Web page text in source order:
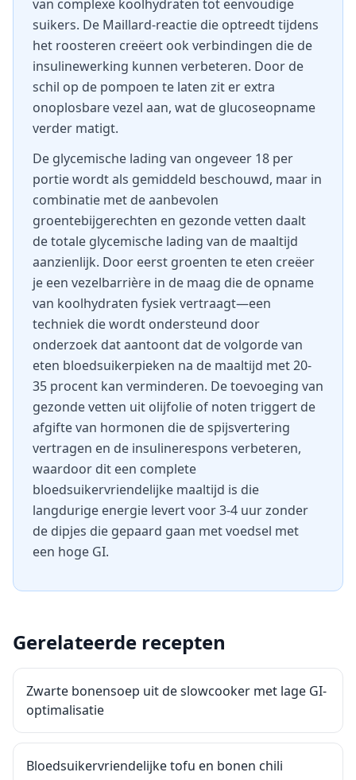
van complexe koolhydraten tot eenvoudige
suikers. De Maillard-reactie die optreedt tijdens
het roosteren creëert ook verbindingen die de
insulinewerking kunnen verbeteren. Door de
schil op de pompoen te laten zit er extra
onoplosbare vezel aan, wat de glucoseopname
verder matigt.
De glycemische lading van ongeveer 18 per
portie wordt als gemiddeld beschouwd, maar in
combinatie met de aanbevolen
groentebijgerechten en gezonde vetten daalt
de totale glycemische lading van de maaltijd
aanzienlijk. Door eerst groenten te eten creëer
je een vezelbarrière in de maag die de opname
van koolhydraten fysiek vertraagt—een
techniek die wordt ondersteund door
onderzoek dat aantoont dat de volgorde van
eten bloedsuikerpieken na de maaltijd met 20-
35 procent kan verminderen. De toevoeging van
gezonde vetten uit olijfolie of noten triggert de
afgifte van hormonen die de spijsvertering
vertragen en de insulinerespons verbeteren,
waardoor dit een complete
bloedsuikervriendelijke maaltijd is die
langdurige energie levert voor 3-4 uur zonder
de dipjes die gepaard gaan met voedsel met
een hoge GI.
Gerelateerde recepten
Zwarte bonensoep uit de slowcooker met lage GI-
optimalisatie
Bloedsuikervriendelijke tofu en bonen chili